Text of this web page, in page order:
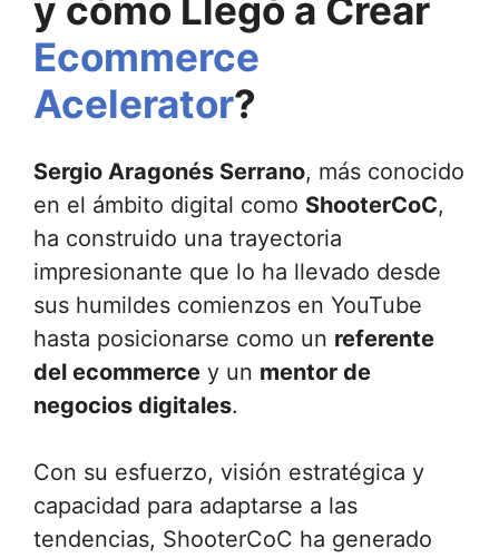
y cómo Llegó a Crear
Ecommerce
Acelerator?
Sergio Aragonés Serrano, más conocido
en el ámbito digital como ShooterCoC,
ha construido una trayectoria
impresionante que lo ha llevado desde
sus humildes comienzos en YouTube
hasta posicionarse como un referente
del ecommerce y un mentor de
negocios digitales.
Con su esfuerzo, visión estratégica y
capacidad para adaptarse a las
tendencias, ShooterCoC ha generado